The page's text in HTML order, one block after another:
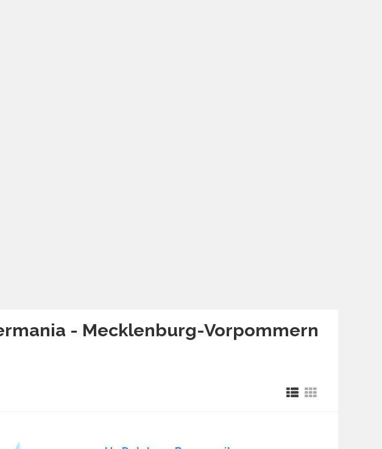
- Mecklenburg-Vorpommern